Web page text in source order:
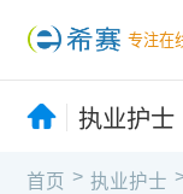
专注在
执业护士
首页 > 执业护士